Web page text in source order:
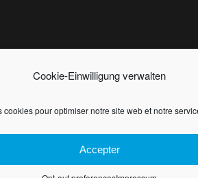
Cookie-Einwilligung verwalten
cookies pour optimiser notre site web et notre
Accepter